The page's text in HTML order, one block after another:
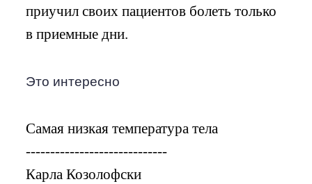
приучил своих пациентов болеть только
в приемные дни.
Это интересно
Самая низкая температура тела
-----------------------------
Карла Козолофски